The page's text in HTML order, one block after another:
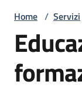
Amministrazione
Novità
Home / Servizi